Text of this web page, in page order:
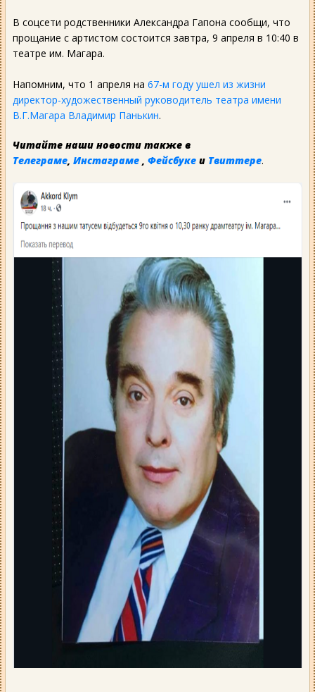
В соцсети родственники Александра Гапона сообщи, что
прощание с артистом состоится завтра, 9 апреля в 10:40 в
театре им. Магара.
Напомним, что 1 апреля на 67-м году ушел из жизни
директор-художественный руководитель театра имени
В.Г.Магара Владимир Панькин.
Читайте наши новости также в
Телеграме Инстаграме Фейсбуке и Твиттере.